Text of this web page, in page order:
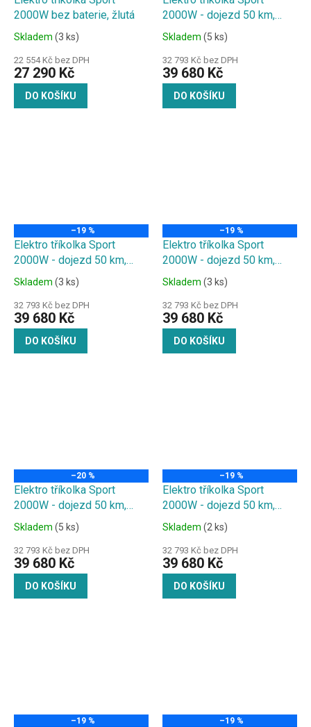
2000W bez baterie, žlutá
Skladem (3 ks)
22 554 Kč bez DPH
27 290 Kč
DO KOŠÍKU
2000W - dojezd 50 km,
20Ah baterie, bílá
Skladem (5 ks)
32 793 Kč bez DPH
39 680 Kč
DO KOŠÍKU
–19 %
Elektro tříkolka Sport
2000W - dojezd 50 km,
20Ah baterie, černá
Skladem (3 ks)
32 793 Kč bez DPH
39 680 Kč
DO KOŠÍKU
–19 %
Elektro tříkolka Sport
2000W - dojezd 50 km,
20Ah baterie, červená
Skladem (3 ks)
32 793 Kč bez DPH
39 680 Kč
DO KOŠÍKU
–20 %
Elektro tříkolka Sport
2000W - dojezd 50 km,
20Ah baterie, grafity
Skladem (5 ks)
32 793 Kč bez DPH
39 680 Kč
DO KOŠÍKU
–19 %
Elektro tříkolka Sport
2000W - dojezd 50 km,
20Ah baterie, maskáč
Skladem (2 ks)
32 793 Kč bez DPH
39 680 Kč
DO KOŠÍKU
–19 % –19 %